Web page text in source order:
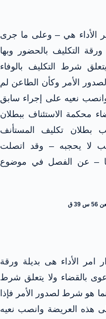
الأداء هي – وعلى ما جرى
التكليف بالحضور وبها
شرط التكليف بالوفاء
الأمر وكأن الطاعن لم
نعيه على إجراء سابق
محكمة الاستئناف ببطلان
بطلان تكليف المستأنف
لا يحجبه – وقد اتصلت
– عن الفصل في موضوع
امر الأداء هى بديلة ورقة
بالقضاء ولا يتعلق شرط
هو شرط لصدور الأمر فإذا
هذه العريضة وانصب نعيه